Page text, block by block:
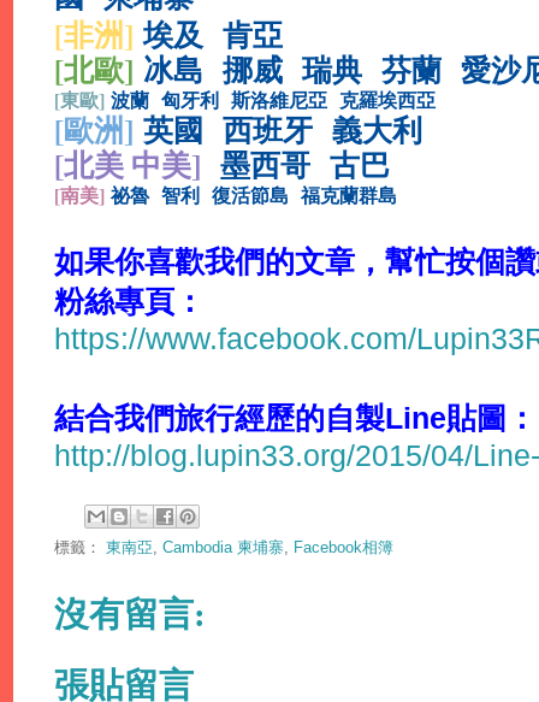
[非洲]埃及 肯亞
[北歐] 冰島 挪威 瑞典 芬蘭 愛沙
[東歐] 波蘭 匈牙利 斯洛維尼亞 克羅埃西亞
[歐洲] 英國 西班牙 義大利
[北美 中美] 墨西哥 古巴
[南美] 祕魯 智利 復活節島 福克蘭群島
如果你喜歡我們的文章，幫忙按個
粉絲專頁：
https://www.facebook.com/
結合我們旅行經歷的自製Line貼圖：
http://blog.lupin33.org/2015/04/
標籤： 東南亞 Cambodia 柬埔寨 Facebook相簿
沒有留言:
張貼留言